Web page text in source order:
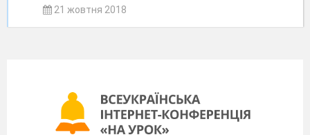
21 жовтня 2018